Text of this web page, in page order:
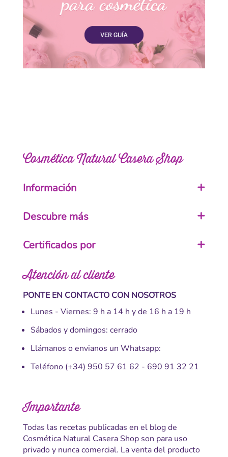
Cosmética Natural Casera Shop
Información
Descubre más
Atención al cliente
PONTE EN CONTACTO CON NOSOTROS
Lunes - Viernes: 9 h a 14 h y de 16 h a 19 h
Sábados y domingos: cerrado
Llámanos o envianos un Whatsapp:
Teléfono (+34) 950 57 61 62 - 690 91 32 21
Importante
Todas las recetas publicadas en el blog de
Cosmética Natural Casera Shop son para uso
privado y nunca comercial. La venta del producto
Certificados por